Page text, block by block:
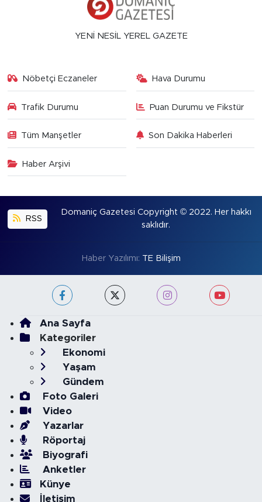
YENİ NESİL YEREL GAZETE
Nöbetçi Eczaneler Hava Durumu
Trafik Durumu Puan Durumu ve Fikstür
Tüm Manşetler Son Dakika Haberleri
Haber Arşivi
RSS
Domaniç Gazetesi Copyright © 2022. Her hakkı
saklıdır.
Haber Yazılımı: TE Bilişim
Ana Sayfa
Kategoriler
Ekonomi
Yaşam
Gündem
Foto Galeri
Video
Yazarlar
Röportaj
Biyografi
Anketler
Künye
İletişim